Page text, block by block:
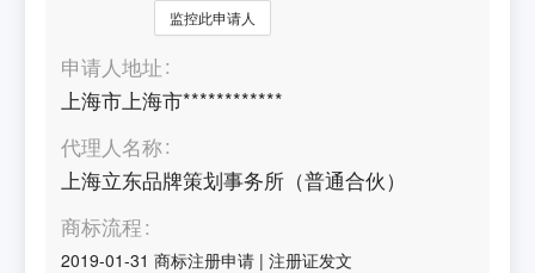
监控此申请人
申请人地址
上海市上海市************
代理人名称
上海立东品牌策划事务所（普通合伙）
商标流程
2019-01-31 商标注册申请 |注册证发文